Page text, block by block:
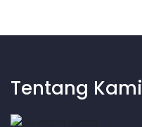
Tentang Kami